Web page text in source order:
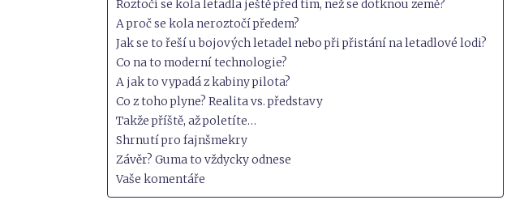
Roztočí se kola letadla ještě před tím, než se dotknou země?
A proč se kola neroztočí předem?
Jak se to řeší u bojových letadel nebo při přistání na letadlové lodi?
Co na to moderní technologie?
A jak to vypadá z kabiny pilota?
Co z toho plyne? Realita vs. představy
Takže příště, až poletíte…
Shrnutí pro fajnšmekry
Závěr? Guma to vždycky odnese
Vaše komentáře